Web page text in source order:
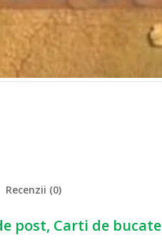
Recenzii (0)
post, Carti de bucate